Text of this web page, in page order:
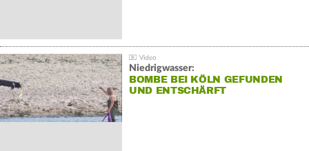
Niedrigwasser:
BOMBE BEI KÖLN GEFUNDEN
UND ENTSCHÄRFT